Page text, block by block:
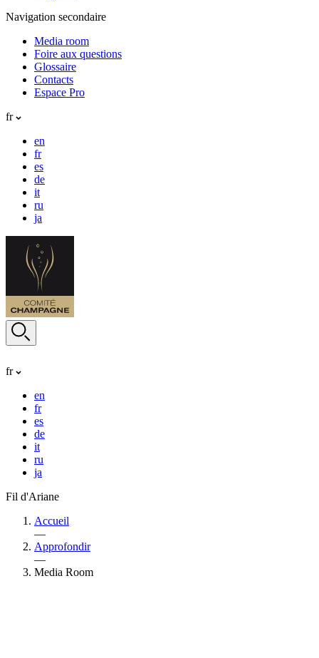
Navigation secondaire
Media room
Foire aux questions
Glossaire
Contacts
Espace Pro
fr
en
fr
es
de
it
ru
ja
fr
en
fr
es
de
it
ru
ja
Fil d'Ariane
Accueil
—
Approfondir
—
Media Room